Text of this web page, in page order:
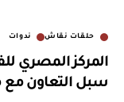
حلقات نقاش ندوات
المركز المصري
سبل التعاون مع